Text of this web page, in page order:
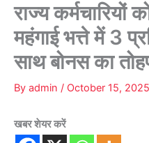
राज्य कर्मचारियों
महंगाई भत्ते में 3
साथ बोनस का
By admin / October 15, 2025
खबर शेयर करें